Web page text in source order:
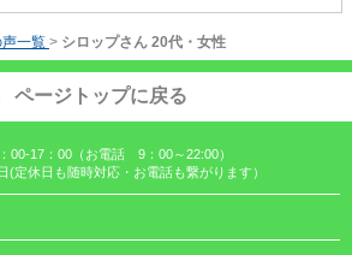
一覧 > シロップさん 20代・女性
ページトップに戻る
00-17：00（お電話 9：00～22:00）
(定休日も随時対応・お電話も繋がります）